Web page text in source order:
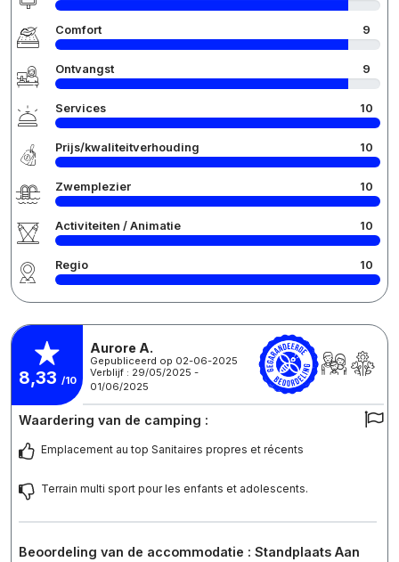
Comfort 9
Ontvangst 9
Services 10
Prijs/kwaliteitverhouding 10
Zwemplezier 10
Activiteiten / Animatie 10
Regio 10
8,33 /10
Aurore A.
Gepubliceerd op 02-06-2025
Verblijf : 29/05/2025 -
01/06/2025
Waardering van de camping :
Emplacement au top Sanitaires propres et récents
Terrain multi sport pour les enfants et adolescents.
Beoordeling van de accommodatie : Standplaats Aan